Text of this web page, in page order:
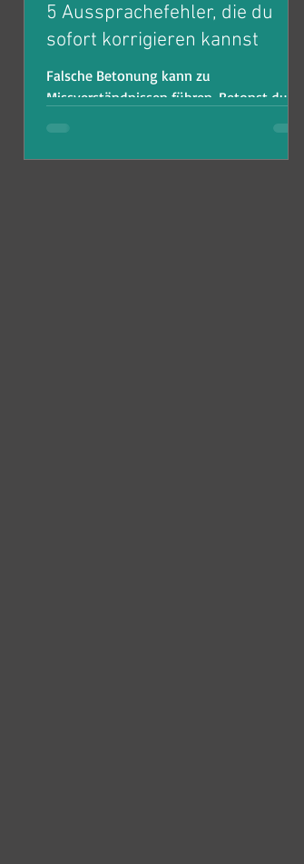
5 Aussprachefehler, die du
sofort korrigieren kannst
Falsche Betonung kann zu
Missverständnissen führen. Betonst du
diese 5 Wörter richtig: Artikel, Grammatik,